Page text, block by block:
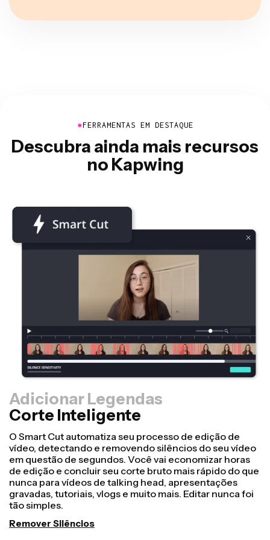
●FERRAMENTAS EM DESTAQUE
Descubra ainda mais recursos
no Kapwing
Adicionar Legendas
Corte Inteligente
O Smart Cut automatiza seu processo de edição de
vídeo, detectando e removendo silêncios do seu vídeo
em questão de segundos. Você vai economizar horas
de edição e concluir seu corte bruto mais rápido do que
nunca para vídeos de talking head, apresentações
gravadas, tutoriais, vlogs e muito mais. Editar nunca foi
tão simples.
Remover Silêncios